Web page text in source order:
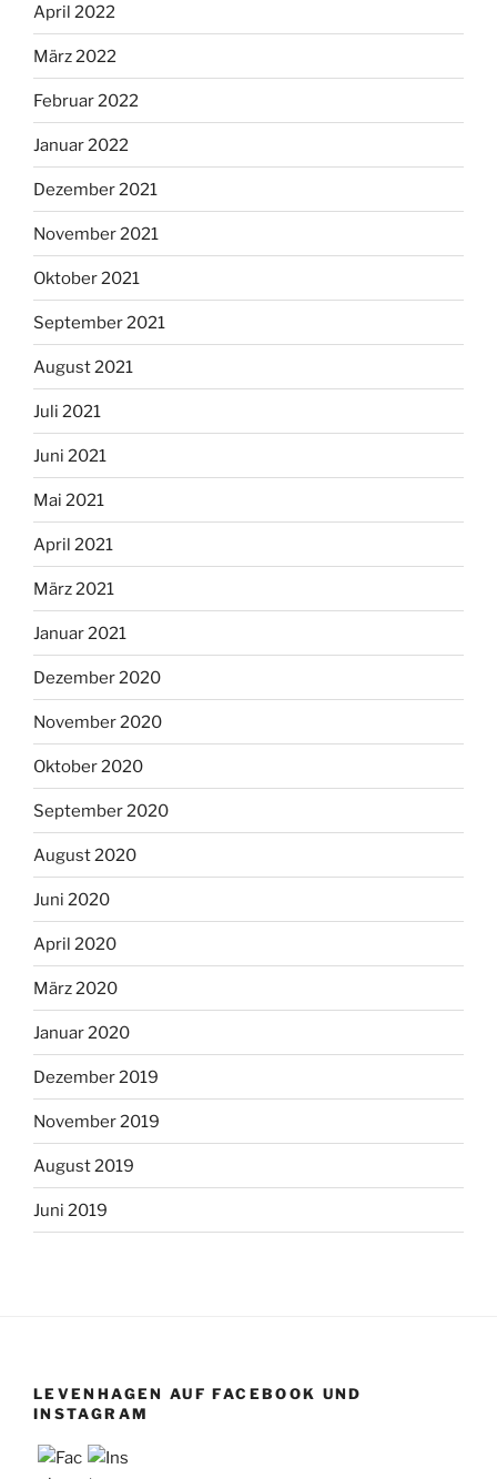
April 2022
März 2022
Februar 2022
Januar 2022
Dezember 2021
November 2021
Oktober 2021
September 2021
August 2021
Juli 2021
Juni 2021
Mai 2021
April 2021
März 2021
Januar 2021
Dezember 2020
November 2020
Oktober 2020
September 2020
August 2020
Juni 2020
April 2020
März 2020
Januar 2020
Dezember 2019
November 2019
August 2019
Juni 2019
LEVENHAGEN AUF FACEBOOK UND
INSTAGRAM